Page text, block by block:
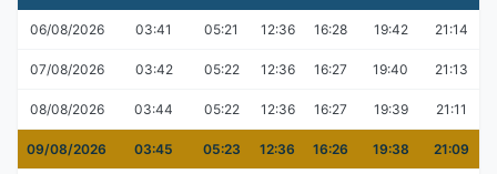
06/08/2026 03:41 05:21 12:36 16:28 19:42 21:14
07/08/2026 03:42 05:22 12:36 16:27 19:40 21:13
08/08/2026 03:44 05:22 12:36 16:27 19:39 21:11
09/08/2026 03:45 05:23 12:36 16:26 19:38 21:09